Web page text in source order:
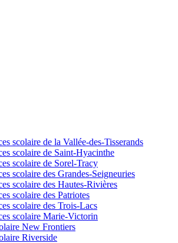
scolaire de la Vallée-des-Tisserands
scolaire de Saint-Hyacinthe
scolaire de Sorel-Tracy
scolaire des Grandes-Seigneuries
scolaire des Hautes-Rivières
scolaire des Patriotes
scolaire des Trois-Lacs
scolaire Marie-Victorin
New Frontiers
Riverside